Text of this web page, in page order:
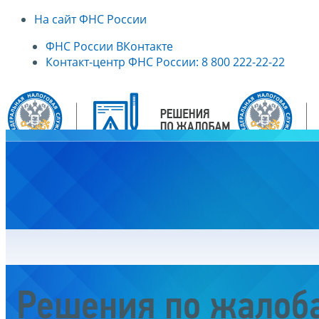
На сайт ФНС России
ФНС России ВКонтакте
Контакт-центр ФНС России: 8 800 222-22-22
Решения по